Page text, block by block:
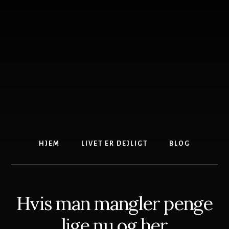
HJEM LIVET ER DEJLIGT BLOG
Hvis man mangler penge